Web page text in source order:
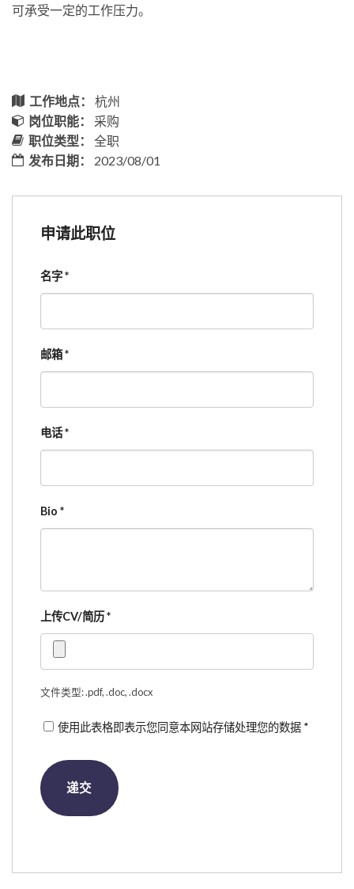
可承受一定的工作压力。
工作地点： 杭州
岗位职能： 采购
职位类型： 全职
发布日期： 2023/08/01
申请此职位
名字*
邮箱*
电话*
Bio *
上传CV/简历*
文件类型: .pdf, .doc, .docx
使用此表格即表示您同意本网站存储处理您的数据 *